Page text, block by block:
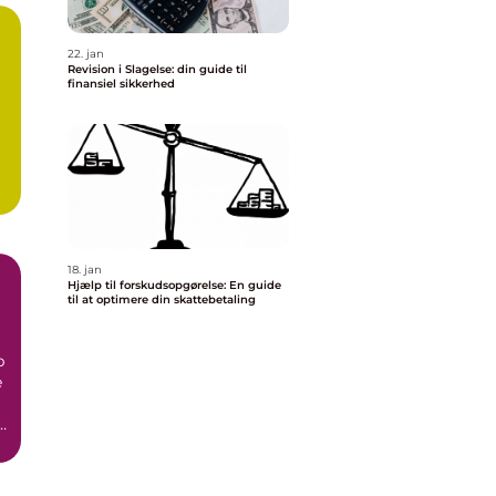
22. jan
Revision i Slagelse: din guide til
finansiel sikkerhed
18. jan
Hjælp til forskudsopgørelse: En guide
til at optimere din skattebetaling